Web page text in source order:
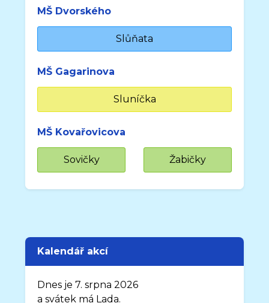
MŠ Dvorského
Slůňata
MŠ Gagarinova
Sluníčka
MŠ Kovařovicova
Sovičky Žabičky
Kalendář akcí
Dnes je 7. srpna 2026
a svátek má Lada.